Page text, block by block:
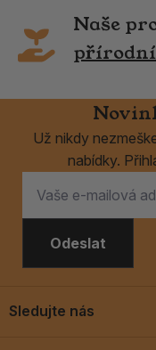
Naše
Už nikdy
nabídky.
Odeslat
Sledujte nás